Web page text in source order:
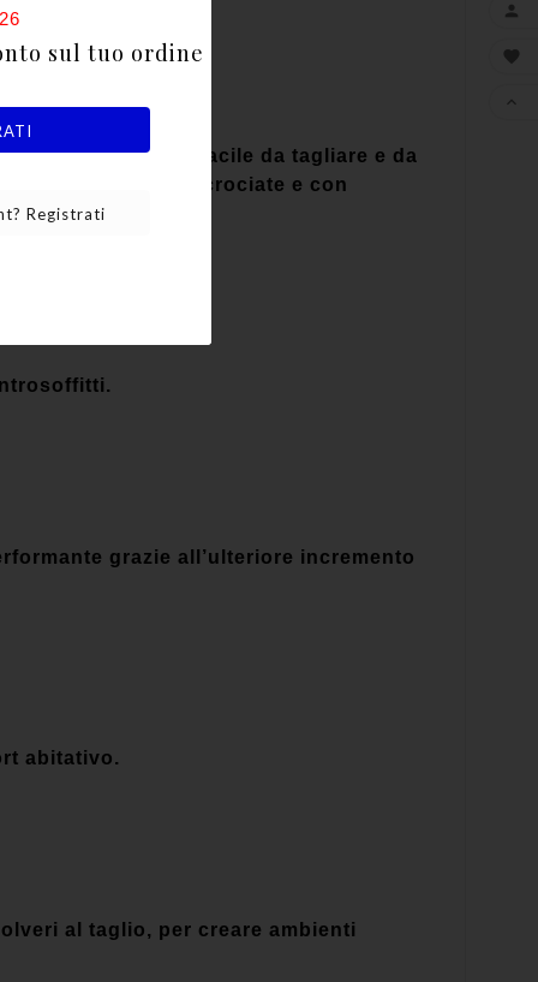
più facile da tagliare e da
di poliestere incrociate e con
grazie all’ulteriore incremento
abitativo.
al taglio, per creare ambienti



Registrati
sul tuo ordine